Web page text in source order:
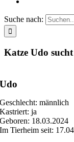
Suche nach:
Katze Udo
Udo
Geschlecht: männlich
Kastriert: ja
Geboren: 18.03.2024
Im Tierheim seit: